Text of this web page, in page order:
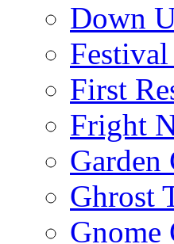
Down
First
Fright
Garden
Ghrost
Gnome